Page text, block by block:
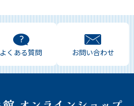
よくある質問 お問い合わせ